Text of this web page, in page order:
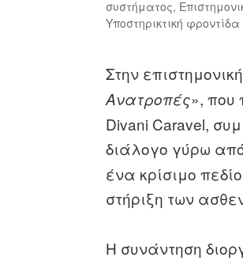
συστήματος,
Υποστηρικτική
Στην
Ανατροπές», που
Divani Caravel,
διάλογο γύρω
ένα κρίσιμο
στήριξη των
Η συνάντηση